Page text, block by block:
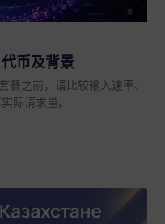
币及背景
餐之前，请比较输入速率、
际请求量。.